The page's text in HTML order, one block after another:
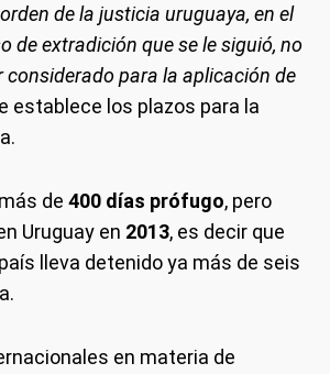
de la justicia uruguaya, en el
de extradición que se le siguió, no
considerado para la aplicación de
establece los plazos para la
de 400 días prófugo, pero
Uruguay en 2013, es decir que
lleva detenido ya más de seis
en materia de